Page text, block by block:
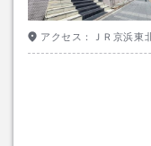
アクセス： ＪＲ京浜